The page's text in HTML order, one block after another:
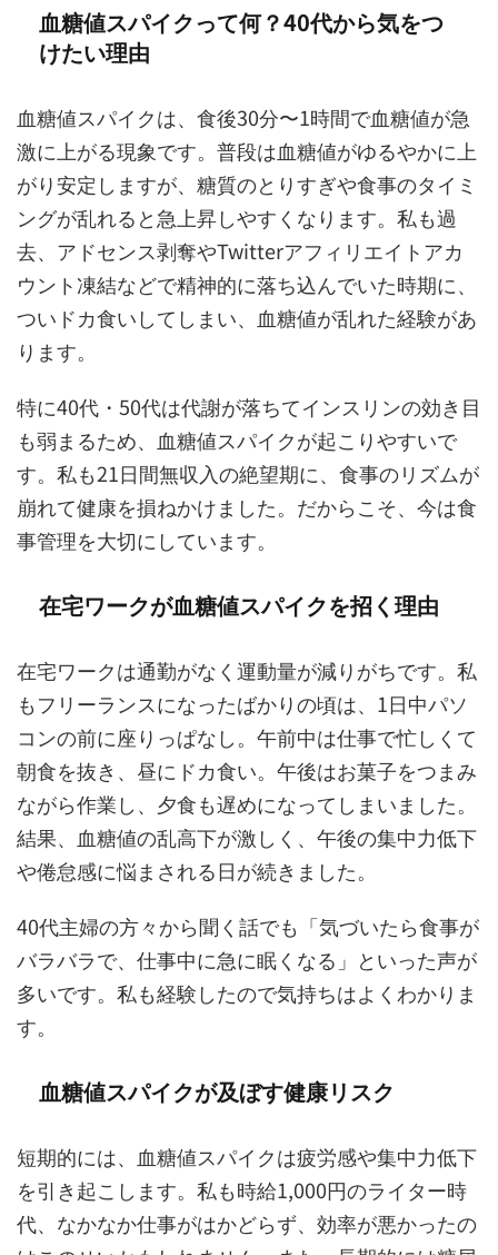
血糖値スパイクって何？40代から気をつ
けたい理由
血糖値スパイクは、食後30分〜1時間で血糖値が急
激に上がる現象です。普段は血糖値がゆるやかに上
がり安定しますが、糖質のとりすぎや食事のタイミ
ングが乱れると急上昇しやすくなります。私も過
去、アドセンス剥奪やTwitterアフィリエイトアカ
ウント凍結などで精神的に落ち込んでいた時期に、
ついドカ食いしてしまい、血糖値が乱れた経験があ
ります。
特に40代・50代は代謝が落ちてインスリンの効き目
も弱まるため、血糖値スパイクが起こりやすいで
す。私も21日間無収入の絶望期に、食事のリズムが
崩れて健康を損ねかけました。だからこそ、今は食
事管理を大切にしています。
在宅ワークが血糖値スパイクを招く理由
在宅ワークは通勤がなく運動量が減りがちです。私
もフリーランスになったばかりの頃は、1日中パソ
コンの前に座りっぱなし。午前中は仕事で忙しくて
朝食を抜き、昼にドカ食い。午後はお菓子をつまみ
ながら作業し、夕食も遅めになってしまいました。
結果、血糖値の乱高下が激しく、午後の集中力低下
や倦怠感に悩まされる日が続きました。
40代主婦の方々から聞く話でも「気づいたら食事が
バラバラで、仕事中に急に眠くなる」といった声が
多いです。私も経験したので気持ちはよくわかりま
す。
血糖値スパイクが及ぼす健康リスク
短期的には、血糖値スパイクは疲労感や集中力低下
を引き起こします。私も時給1,000円のライター時
代、なかなか仕事がはかどらず、効率が悪かったの